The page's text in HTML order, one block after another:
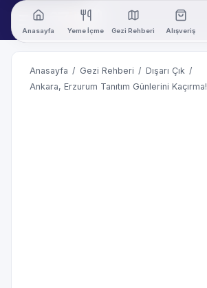
Anasayfa Yeme İçme Gezi Rehberi Alışveriş
Anasayfa / Gezi Rehberi / Dışarı Çık /
Ankara, Erzurum Tanıtım Günlerini Kaçırma!